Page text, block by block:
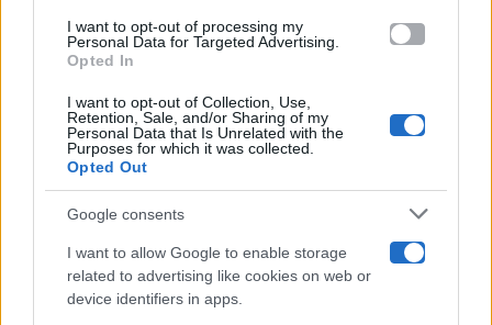
consent section.
I want to opt-out of processing my
Personal Data for Targeted Advertising.
Opted In
I want to opt-out of Collection, Use,
Retention, Sale, and/or Sharing of my
Personal Data that Is Unrelated with the
Purposes for which it was collected.
Opted Out
Google consents
I want to allow Google to enable storage
related to advertising like cookies on web or
device identifiers in apps.
Amici
Ballando Con Le Stelle
Grande Fratello
Isola Dei Famosi
Uomini E Donne